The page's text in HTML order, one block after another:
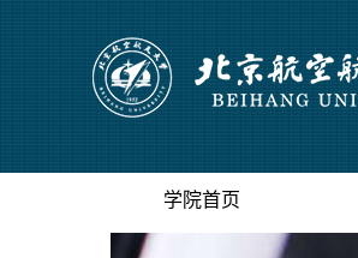
学院首页